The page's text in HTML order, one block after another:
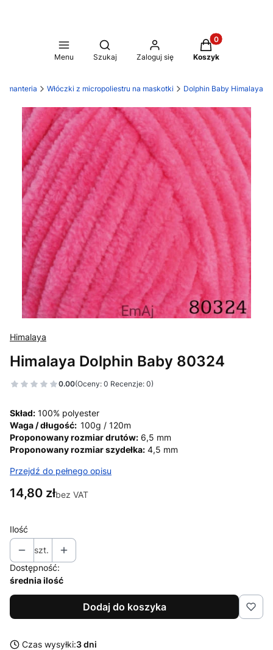
Menu
Otwórz wyszukiwarkę
Szukaj Zaloguj się
Produkty w
Koszyk
Włóczki z micropoliestru na maskotki Dolphin Baby Himalaya
Himalaya
Himalaya Dolphin Baby 80324
0.00(Oceny: 0 Recenzje: 0)
Skład: 100% polyester
Waga / długość: 100g / 120m
Proponowany rozmiar drutów: 6,5 mm
Proponowany rozmiar szydełka: 4,5 mm
Przejdź do pełnego opisu
Cena
14,80 złbez VAT
Ilość
szt.
Dostępność:
średnia ilość
Dodaj do koszyka
Czas wysyłki:3 dni